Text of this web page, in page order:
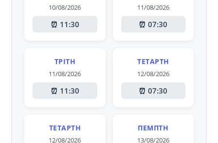
10/08/2026
⏰ 11:30
11/08/2026
⏰ 07:30
ΤΡΊΤΗ
11/08/2026
⏰ 11:30
ΤΕΤΆΡΤΗ
12/08/2026
⏰ 07:30
ΤΕΤΆΡΤΗ
12/08/2026
ΠΈΜΠΤΗ
13/08/2026